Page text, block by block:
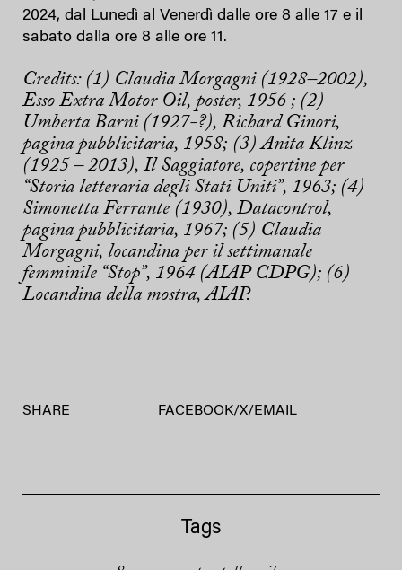
2024, dal Lunedì al Venerdì dalle ore 8 alle 17 e il
sabato dalla ore 8 alle ore 11.
Credits: (1) Claudia Morgagni (1928–2002),
Esso Extra Motor Oil, poster, 1956 ; (2)
Umberta Barni (1927-?), Richard Ginori,
pagina pubblicitaria, 1958; (3) Anita Klinz
(1925 – 2013), Il Saggiatore, copertine per
“Storia letteraria degli Stati Uniti”, 1963; (4)
Simonetta Ferrante (1930), Datacontrol,
pagina pubblicitaria, 1967; (5) Claudia
Morgagni, locandina per il settimanale
femminile “Stop”, 1964 (AIAP CDPG); (6)
Locandina della mostra, AIAP.
SHARE FACEBOOK/X/ EMAIL
Tags